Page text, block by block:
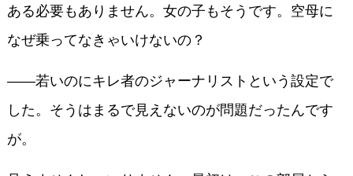
ある必要もありません。女の子もそうです。空母に
なぜ乗ってなきゃいけないの？
――若いのにキレ者のジャーナリストという設定で
した。そうはまるで見えないのが問題だったんです
が。